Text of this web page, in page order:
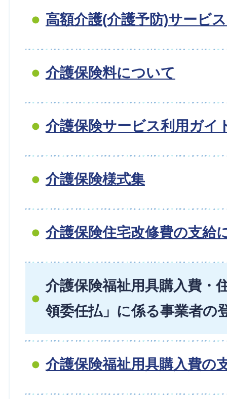
高額介護(介護予防)サービ
介護保険料について
介護保険サービス利用ガイ
介護保険様式集
介護保険住宅改修費の支給
介護保険福祉用具購入費・
領委任払」に係る事業者の
介護保険福祉用具購入費の